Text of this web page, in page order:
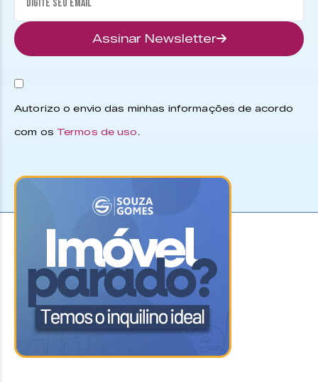
Assinar Newsletter
Autorizo o envio das minhas informações de acordo
com os Termos de uso